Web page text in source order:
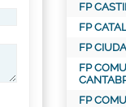
FP
FP
FP
FP
FP